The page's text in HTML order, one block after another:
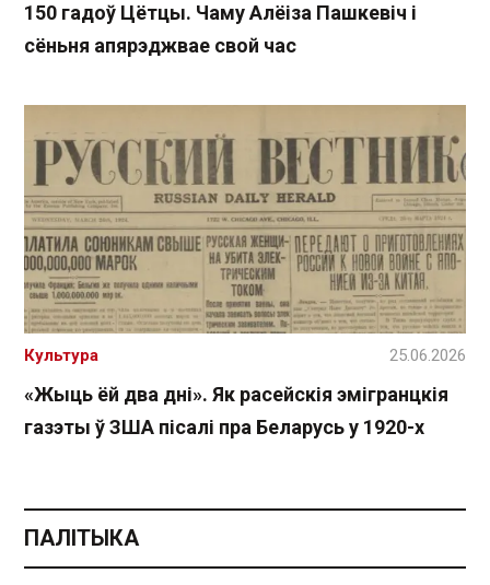
150 гадоў Цётцы. Чаму Алёіза Пашкевіч і
сёньня апярэджвае свой час
«Жыць ёй два дні». Як расейскія эмігранцкія
газэты ў ЗША пісалі пра Беларусь у 1920-х
Культура 25.06.2026
ПАЛІТЫКА